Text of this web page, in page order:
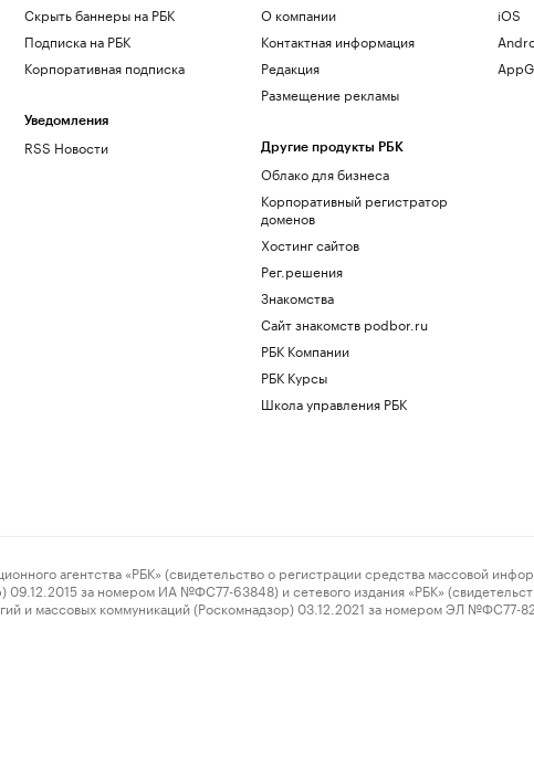
Скрыть баннеры на РБК
Подписка на РБК
Корпоративная подписка
Уведомления
RSS Новости
О компании
Контактная информация
Редакция
Размещение рекламы
Другие продукты РБК
Облако для бизнеса
Корпоративный регистратор
доменов
Хостинг сайтов
Рег.решения
Знакомства
Сайт знакомств podbor.ru
РБК Компании
РБК Курсы
Школа управления РБК
iOS
агентства «РБК» (свидетельство о регистрации средства массовой
за номером ИА №ФС77-63848) и сетевого издания «РБК»
и массовых коммуникаций (Роскомнадзор) 03.12.2021 за номером ЭЛ №ФС77-